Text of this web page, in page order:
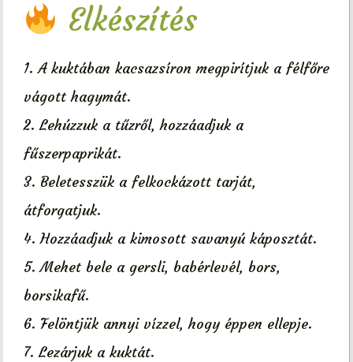
Elkészítés
A kuktában kacsazsíron megpirítjuk a félfőre
vágott hagymát.
Lehúzzuk a tűzről, hozzáadjuk a
fűszerpaprikát.
Beletesszük a felkockázott tarját,
átforgatjuk.
Hozzáadjuk a kimosott savanyú káposztát.
Mehet bele a gersli, babérlevél, bors,
borsikafű.
Felöntjük annyi vízzel, hogy éppen ellepje.
Lezárjuk a kuktát.